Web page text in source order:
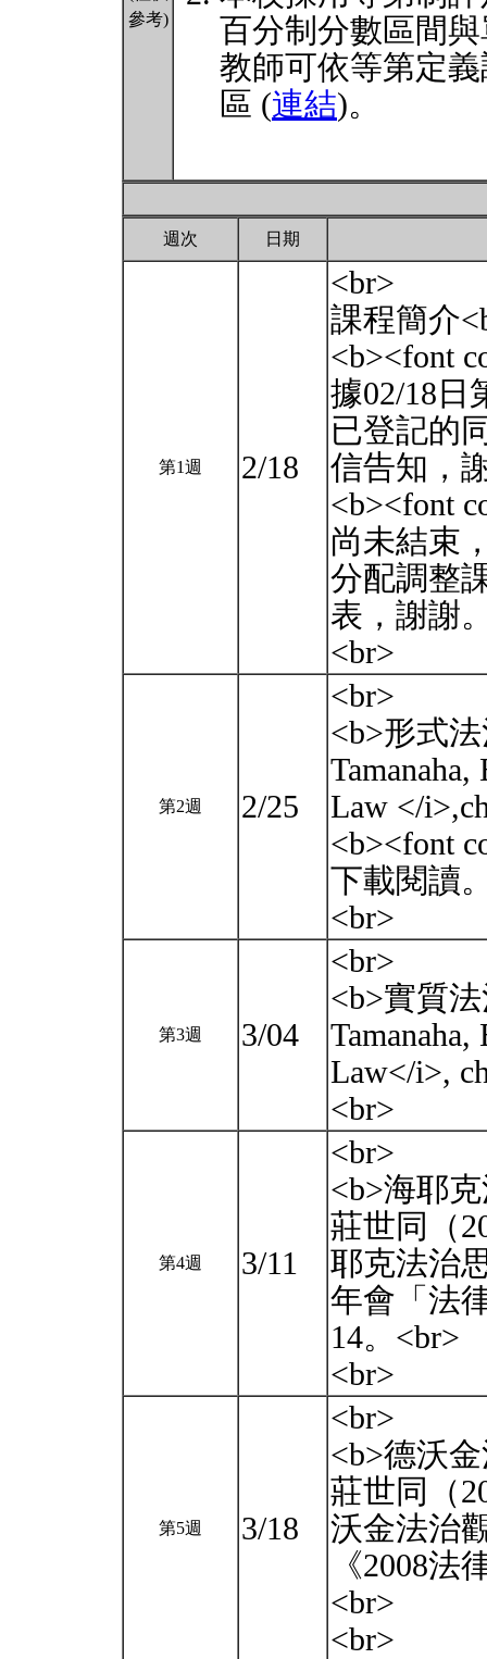
參考)
百分制分數區間
教師可依等第定
區 (連結)。
週次 日期
第1週 2/18
<br>
課程簡介
<b><font
據02/18日
已登記的
信告知，
<b><font
尚未結束
分配調整
表，謝謝
<br>
第2週 2/25
<br>
<b>形式
Law </
<b><font
下載閱讀
<br>
第3週 3/04
<br>
<b>實質
Law</i>,
<br>
第4週 3/11
<br>
<b>海耶
莊世同（
耶克法治
年會「法
14。<br>
<br>
第5週 3/18
<br>
<b>德沃
莊世同（
沃金法治
《2008
<br>
<br>